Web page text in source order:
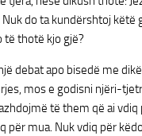
do ta kundërshtoj këtë
të thotë kjo gjë?
debat apo bisedë me
mos e godisni njëri-
të them që ai vdiq
për mua. Nuk vdiq për